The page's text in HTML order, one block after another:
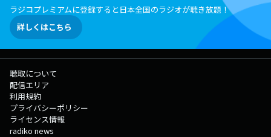
ラジコプレミアムに登録すると日本全国のラジオが聴き放題！
詳しくはこちら
聴取について
配信エリア
利用規約
プライバシーポリシー
ライセンス情報
radiko news